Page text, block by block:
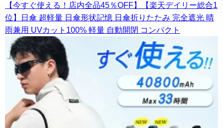
【今すぐ使える！店内全品45％OFF】【楽天デイリー総合1
位】日傘 超軽量 日傘形状記憶 日傘折りたたみ 完全遮光 晴
雨兼用 UVカット100% 軽量 自動開閉 コンパクト